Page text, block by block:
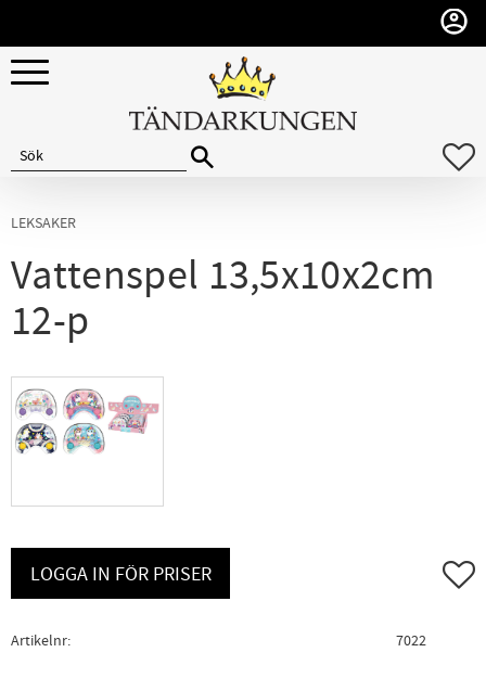
Meny
LEKSAKER
Vattenspel 13,5x10x2cm
12-p
LOGGA IN FÖR PRISER Lägg
Artikelnr 7022